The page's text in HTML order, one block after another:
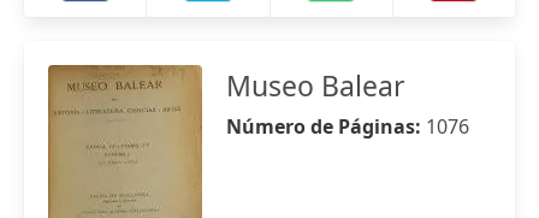
Museo Balear
Número de Páginas: 1076